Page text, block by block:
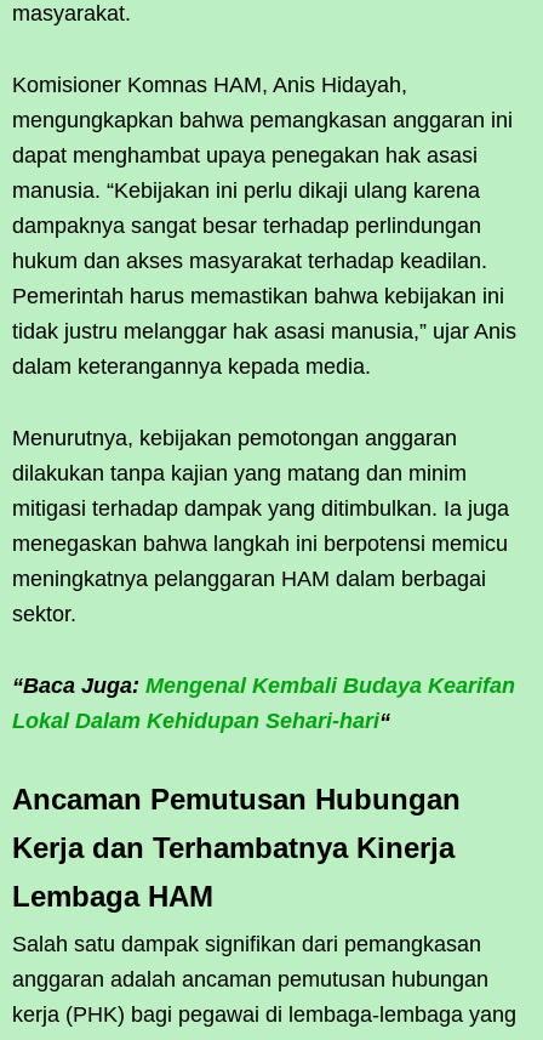
masyarakat.
Komisioner Komnas HAM, Anis Hidayah,
mengungkapkan bahwa pemangkasan anggaran ini
dapat menghambat upaya penegakan hak asasi
manusia. “Kebijakan ini perlu dikaji ulang karena
dampaknya sangat besar terhadap perlindungan
hukum dan akses masyarakat terhadap keadilan.
Pemerintah harus memastikan bahwa kebijakan ini
tidak justru melanggar hak asasi manusia,” ujar Anis
dalam keterangannya kepada media.
Menurutnya, kebijakan pemotongan anggaran
dilakukan tanpa kajian yang matang dan minim
mitigasi terhadap dampak yang ditimbulkan. Ia juga
menegaskan bahwa langkah ini berpotensi memicu
meningkatnya pelanggaran HAM dalam berbagai
sektor.
“Baca Juga: Mengenal Kembali Budaya Kearifan
Lokal Dalam Kehidupan Sehari-hari“
Ancaman Pemutusan Hubungan
Kerja dan Terhambatnya Kinerja
Lembaga HAM
Salah satu dampak signifikan dari pemangkasan
anggaran adalah ancaman pemutusan hubungan
kerja (PHK) bagi pegawai di lembaga-lembaga yang